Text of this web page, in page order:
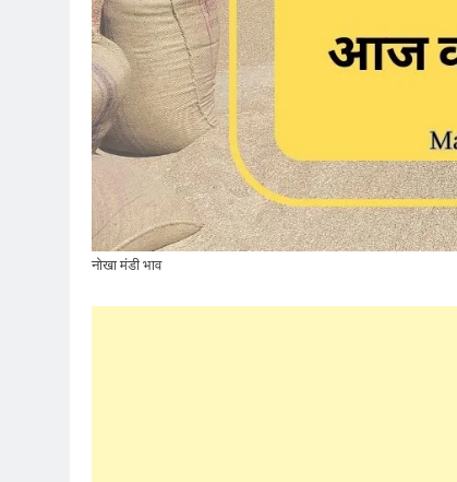
नोखा मंडी भाव